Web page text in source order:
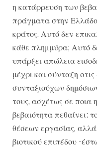
η κατάρρευση των
πράγματα στην
κράτος. Αυτό δεν
κάθε πλημμύρα; Αυτό
υπάρξει απώλεια
μέχρι και σύνταξη
συνταξιούχων
τους, ασχέτως σε ποια
βεβαιότητα πεθαίνει:
θέσεων εργασίας, αλλά
βιοτικού επιπέδου -